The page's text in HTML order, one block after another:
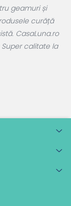
geamuri și
curăță
CasaLuna.ro
calitate la